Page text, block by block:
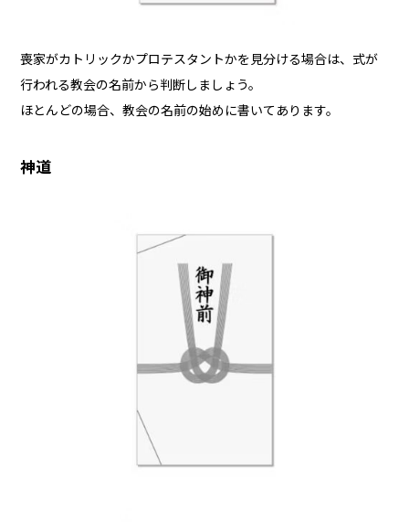
喪家がカトリックかプロテスタントかを見分ける場合は、式が
行われる教会の名前から判断しましょう。
ほとんどの場合、教会の名前の始めに書いてあります。
神道